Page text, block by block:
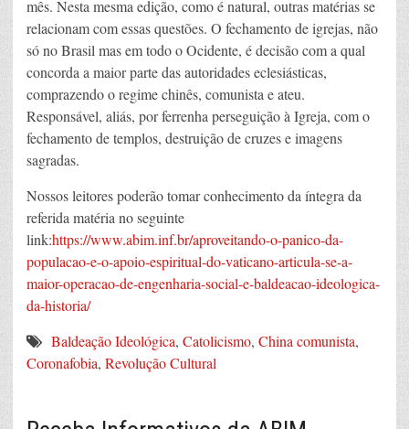
mês. Nesta mesma edição, como é natural, outras matérias se
relacionam com essas questões. O fechamento de igrejas, não
só no Brasil mas em todo o Ocidente, é decisão com a qual
concorda a maior parte das autoridades eclesiásticas,
comprazendo o regime chinês, comunista e ateu.
Responsável, aliás, por ferrenha perseguição à Igreja, com o
fechamento de templos, destruição de cruzes e imagens
sagradas.
Nossos leitores poderão tomar conhecimento da íntegra da
referida matéria no seguinte
link:https://www.abim.inf.br/aproveitando-o-panico-da-
populacao-e-o-apoio-espiritual-do-vaticano-articula-se-a-
maior-operacao-de-engenharia-social-e-baldeacao-ideologica-
da-historia/
Baldeação Ideológica, Catolicismo, China comunista,
Coronafobia, Revolução Cultural